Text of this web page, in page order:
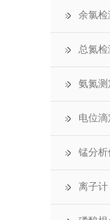
余氯检
总氮检
氨氮测
电位滴
锰分析
离子计